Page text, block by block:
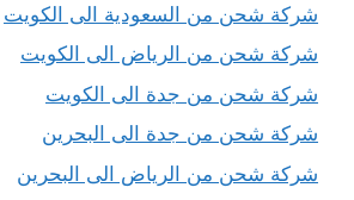
شركة شحن من السعودية الى الكويت
شركة شحن من الرياض الى الكويت
شركة شحن من جدة الى الكويت
شركة شحن من جدة الى البحرين
شركة شحن من الرياض الى البحرين